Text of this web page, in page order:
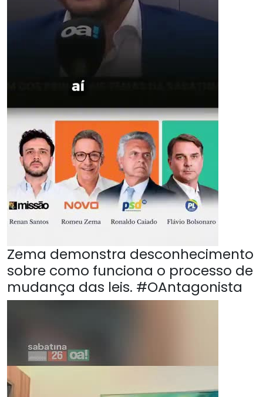
Zema demonstra desconhecimento
sobre como funciona o processo de
mudança das leis. #OAntagonista